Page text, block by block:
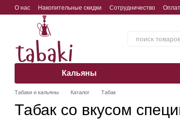
Перейти к основному контенту
О нас Накопительные скидки Сотрудничество
Обмен, возврат, гарантия
Кальяны
Табаки и кальяны Каталог Табак
Табак со вкусом